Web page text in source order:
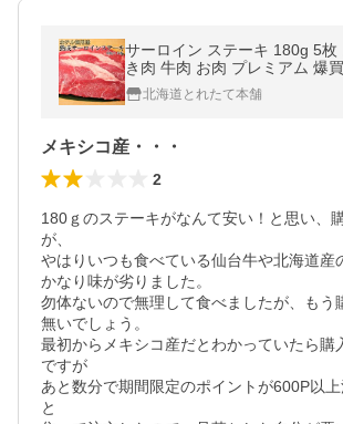
サーロイン ステーキ 180g 5枚
き肉 牛肉 お肉 プレミアム 爆買
北海道とれたて本舗
メキシコ産・・・
2
180ｇのステーキがなんて安い！と思い、
が、
やはりいつも食べている仙台牛や北海道産
かなり味が劣りました。
勿体ないので無理して食べましたが、もう
無いでしょう。
最初からメキシコ産だとわかっていたら購
ですが
あと数分で期間限定のポイントが600P以上
と